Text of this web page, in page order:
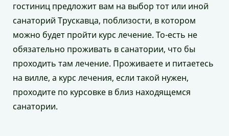
гостиниц предложит вам на выбор тот или иной
санаторий Трускавца, поблизости, в котором
можно будет пройти курс лечение. То-есть не
обязательно проживать в санатории, что бы
проходить там лечение. Проживаете и питаетесь
на вилле, а курс лечения, если такой нужен,
проходите по курсовке в близ находящемся
санатории.